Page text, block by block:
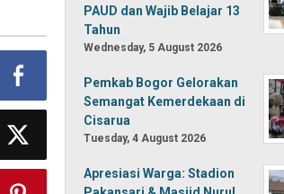
PAUD dan Wajib Belajar 13
Tahun
Wednesday, 5 August 2026
Pemkab Bogor Gelorakan
Semangat Kemerdekaan di
Cisarua
Tuesday, 4 August 2026
Apresiasi Warga: Stadion